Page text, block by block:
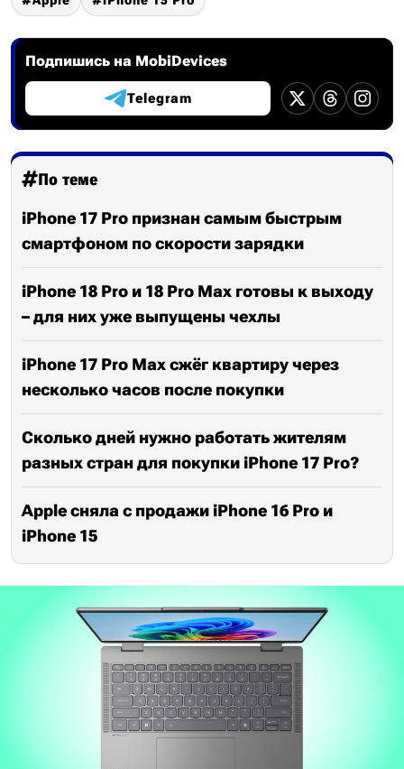
Подпишись на MobiDevices
Telegram
По теме
iPhone 17 Pro признан самым быстрым
смартфоном по скорости зарядки
iPhone 18 Pro и 18 Pro Max готовы к выходу
– для них уже выпущены чехлы
iPhone 17 Pro Max сжёг квартиру через
несколько часов после покупки
Сколько дней нужно работать жителям
разных стран для покупки iPhone 17 Pro?
Apple сняла с продажи iPhone 16 Pro и
iPhone 15